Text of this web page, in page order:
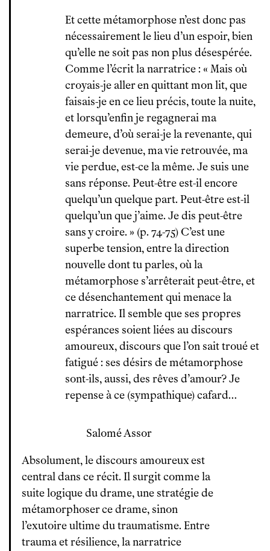
Et cette métamorphose n’est donc pas
nécessairement le lieu d’un espoir, bien
qu’elle ne soit pas non plus désespérée.
Comme l’écrit la narratrice : « Mais où
croyais-je aller en quittant mon lit, que
faisais-je en ce lieu précis, toute la nuite,
et lorsqu’enfin je regagnerai ma
demeure, d’où serai-je la revenante, qui
serai-je devenue, ma vie retrouvée, ma
vie perdue, est-ce la même. Je suis une
sans réponse. Peut-être est-il encore
quelqu’un quelque part. Peut-être est-il
quelqu’un que j’aime. Je dis peut-être
sans y croire. » (p. 74-75) C’est une
superbe tension, entre la direction
nouvelle dont tu parles, où la
métamorphose s’arrêterait peut-être, et
ce désenchantement qui menace la
narratrice. Il semble que ses propres
espérances soient liées au discours
amoureux, discours que l’on sait troué et
fatigué : ses désirs de métamorphose
sont-ils, aussi, des rêves d’amour? Je
repense à ce (sympathique) cafard…
Salomé Assor
Absolument, le discours amoureux est
central dans ce récit. Il surgit comme la
suite logique du drame, une stratégie de
métamorphoser ce drame, sinon
l’exutoire ultime du traumatisme. Entre
trauma et résilience, la narratrice